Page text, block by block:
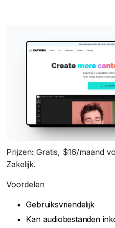
Prijzen:Gratis, $16/maand
Zakelijk.
Voordelen
Gebruiksvriendelijk
Kan audiobestanden